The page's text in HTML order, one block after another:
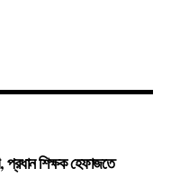
প্রধান শিক্ষক হেফাজতে